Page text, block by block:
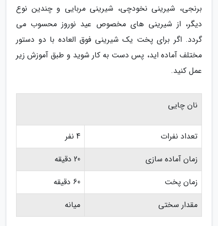
برنجی، شیرینی نخودچی، شیرینی مربایی و چندین نوع
دیگر، از شیرینی های مخصوص عید نوروز محسوب می
گردد. اگر برای پخت یک شیرینی فوق العاده با دو دستور
مختلف آماده اید، پس دست به کار شوید و طبق آموزش زیر
عمل کنید.
نان چایی
تعداد نفرات
4 نفر
زمان آماده سازی
20 دقیقه
زمان پخت
60 دقیقه
مقدار سختی
میانه